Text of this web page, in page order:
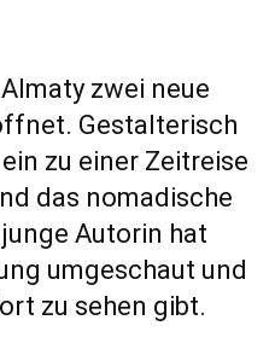
zwei neue
Gestalterisch
zu einer Zeitreise
das nomadische
Autorin hat
umgeschaut und
zu sehen gibt.